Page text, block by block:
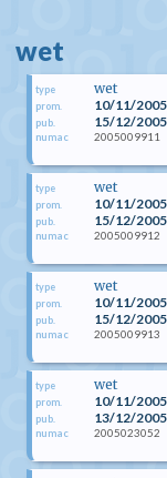
wet
type wet
prom. 10/11/2005
pub. 15/12/2005
numac 2005009911
type wet
prom. 10/11/2005
pub. 15/12/2005
numac 2005009912
type wet
prom. 10/11/2005
pub. 15/12/2005
numac 2005009913
type wet
prom. 10/11/2005
pub. 13/12/2005
numac 2005023052